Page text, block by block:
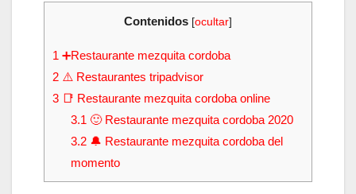
Contenidos [ocultar]
1 ➕Restaurante mezquita cordoba
2 ⚠️ Restaurantes tripadvisor
3 📑 Restaurante mezquita cordoba online
3.1 🙂 Restaurante mezquita cordoba 2020
3.2🔔 Restaurante mezquita cordoba del
momento